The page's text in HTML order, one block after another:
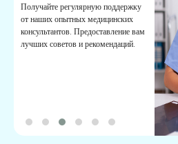
Получайте регулярную поддержку
от наших опытных медицинских
консультантов. Предоставление вам
лучших советов и рекомендаций.